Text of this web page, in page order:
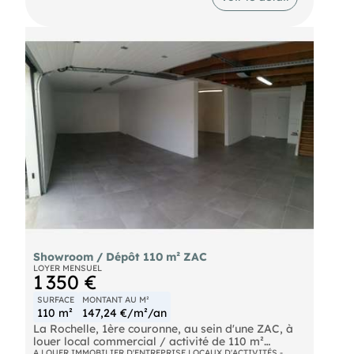
bâtiment bénéficie d'une rénovation récente
intérieur profite d'une belle luminosité naturelle
grâce à plusieurs puits de jour, offrant un volume
agréable pour l'exploitation quotidienne. Le local
dispose également d'un point d'eau et de
sanitaires, d'une vitrine permettant visibilité et
accueil clientèle, d'une porte sectionnelle d'environ
2,20 m de hauteur facilitant les accès et livraisons.
Un parking privatif en façade du bâtiment
complète l'ensemble et permet le stationnement
des collaborateurs ou visiteurs. Mise en place à la
signature d'un bail 3/6/9 ou 35 mois notarié
- loyer 1600 € HT / mois HC auquel s'ajoute la
taxe foncière / ordures ménagères. Dépôt de
garantie à verser. Honoraires de location de 30 %
de rédaction de l'état des lieux d'entrée et du bail
Showroom / Dépôt 110 m² ZAC
LOYER MENSUEL
1 350 €
SURFACE
110 m²
MONTANT AU M²
147,24 €/m²/an
La Rochelle, 1ère couronne, au sein d'une ZAC, à
louer local commercial / activité de 110 m²